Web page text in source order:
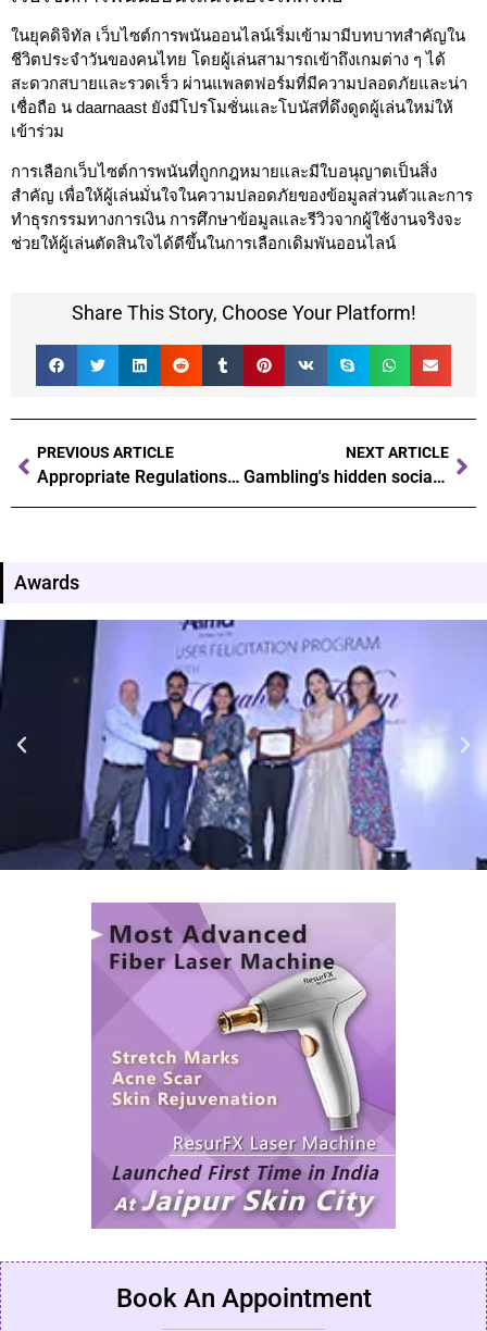
ในยุคดิจิทัล เว็บไซต์การพนันออนไลน์เริ่มเข้ามามีบทบาทสำคัญใน
ชีวิตประจำวันของคนไทย โดยผู้เล่นสามารถเข้าถึงเกมต่าง ๆ ได้
สะดวกสบายและรวดเร็ว ผ่านแพลตฟอร์มที่มีความปลอดภัยและน่า
เชื่อถือ น daarnaast ยังมีโปรโมชั่นและโบนัสที่ดึงดูดผู้เล่นใหม่ให้
เข้าร่วม
การเลือกเว็บไซต์การพนันที่ถูกกฎหมายและมีใบอนุญาตเป็นสิ่ง
สำคัญ เพื่อให้ผู้เล่นมั่นใจในความปลอดภัยของข้อมูลส่วนตัวและการ
ทำธุรกรรมทางการเงิน การศึกษาข้อมูลและรีวิวจากผู้ใช้งานจริงจะ
ช่วยให้ผู้เล่นตัดสินใจได้ดีขึ้นในการเลือกเดิมพันออนไลน์
Share This Story, Choose Your Platform!
PREVIOUS ARTICLE
Appropriate Regulations for Gambling in Greece
NEXT ARTICLE
Gambling's hidden social dynamics Understanding community interactions and impacts
Awards
Book An Appointment